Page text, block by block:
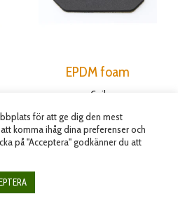
EPDM foam
Coil
Artikelnummer: YB-015-
00018
81.25
kr
för att ge dig den mest
komma ihåg dina preferenser och
på "Acceptera" godkänner du att